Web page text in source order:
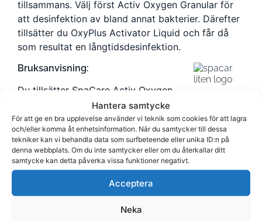
Hantera samtycke
För att ge en bra upplevelse använder vi teknik som cookies för att lagra
och/eller komma åt enhetsinformation. När du samtycker till dessa
tekniker kan vi behandla data som surfbeteende eller unika ID:n på
denna webbplats. Om du inte samtycker eller om du återkallar ditt
samtycke kan detta påverka vissa funktioner negativt.
Acceptera
Neka
tillsammans. Välj först Activ Oxygen Granular för
att desinfektion av bland annat bakterier. Därefter
tillsätter du OxyPlus Activator Liquid och får då
som resultat en långtidsdesinfektion.
Bruksanvisning:
Du tillsätter SpaCare Activ Oxygen
Granular direkt i vattnet efter att du satt på
vattencirkulationen med lägsta hastighet. Om du
just har fyllt i nytt badvatten så tillsätter du 30 ml
Active Oxygen Granular per 1000 liter vatten. Efter
denna uppstart så behöver du dagligen underhålla
badvattnet med tillsätta 15 ml per 1000 liter
Det går att bada 10 minuter efter tillsättningen.